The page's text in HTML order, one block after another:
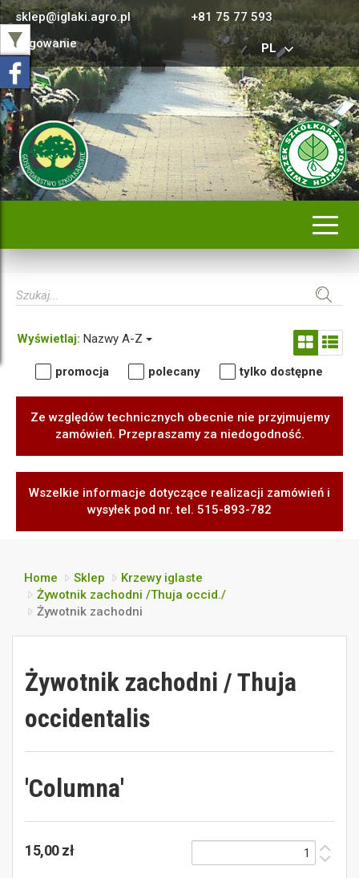
sklep@iglaki.agro.pl
+81 75 77 593
Logowanie
PL
Wyświetlaj: Nazwy A-Z
promocja polecany tylko dostępne
Ze względów technicznych obecnie nie przyjmujemy
zamówień. Przepraszamy za niedogodność.
Wszelkie informacje dotyczące realizacji zamówień i
wysyłek pod nr. tel. 515-893-782
Home Sklep
Krzewy iglaste
Żywotnik zachodni /Thuja occid./
Żywotnik zachodni
Żywotnik zachodni / Thuja
occidentalis
'Columna'
15,00 zł